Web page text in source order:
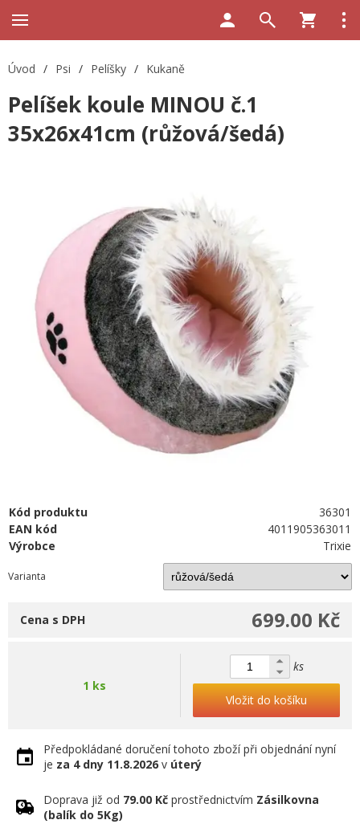
Úvod / Psi / Pelíšky / Kukaně
Pelíšek koule MINOU č.1
35x26x41cm (růžová/šedá)
Kód produktu
36301
EAN kód
4011905363011
Výrobce
Trixie
Varianta
699.00 Kč
Cena s DPH
1 ks
ks
Vložit do košíku
Předpokládané doručení tohoto zboží při objednání nyní
je za 4 dny 11.8.2026 v úterý
Doprava již od 79.00 Kč prostřednictvím Zásilkovna
(balík do 5Kg)